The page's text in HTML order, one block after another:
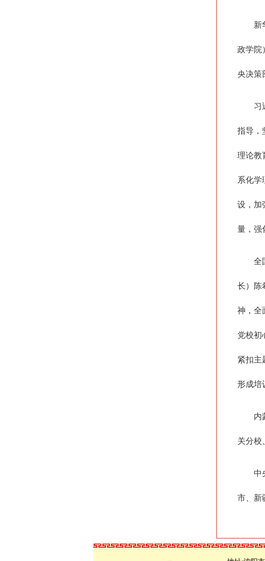
新
政学院
央决策
习
指导，
理论教
系化学
设，加
量，强
全
长）陈
神，全
党校初
紧扣主
形成培
内
关分校
中
市、新